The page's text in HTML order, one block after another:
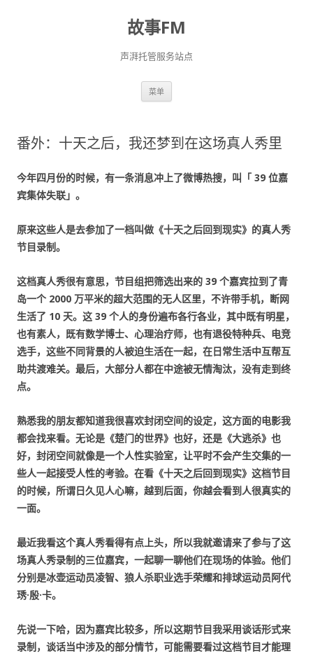
故事FM
声湃托管服务站点
菜单
番外：十天之后，我还梦到在这场真人秀里
今年四月份的时候，有一条消息冲上了微博热搜，叫「 39 位嘉
宾集体失联」。
原来这些人是去参加了一档叫做《十天之后回到现实》的真人秀
节目录制。
这档真人秀很有意思，节目组把筛选出来的 39 个嘉宾拉到了青
岛一个 2000 万平米的超大范围的无人区里，不许带手机，断网
生活了 10 天。这 39 个人的身份遍布各行各业，其中既有明星，
也有素人，既有数学博士、心理治疗师，也有退役特种兵、电竞
选手，这些不同背景的人被迫生活在一起，在日常生活中互帮互
助共渡难关。最后，大部分人都在中途被无情淘汰，没有走到终
点。
熟悉我的朋友都知道我很喜欢封闭空间的设定，这方面的电影我
都会找来看。无论是《楚门的世界》也好，还是《大逃杀》也
好，封闭空间就像是一个人性实验室，让平时不会产生交集的一
些人一起接受人性的考验。在看《十天之后回到现实》这档节目
的时候，所谓日久见人心嘛，越到后面，你越会看到人很真实的
一面。
最近我看这个真人秀看得有点上头，所以我就邀请来了参与了这
场真人秀录制的三位嘉宾，一起聊一聊他们在现场的体验。他们
分别是冰壶运动员凌智、狼人杀职业选手荣耀和排球运动员阿代
琇·殷·卡。
先说一下哈，因为嘉宾比较多，所以这期节目我采用谈话形式来
录制，谈话当中涉及的部分情节，可能需要看过这档节目才能理